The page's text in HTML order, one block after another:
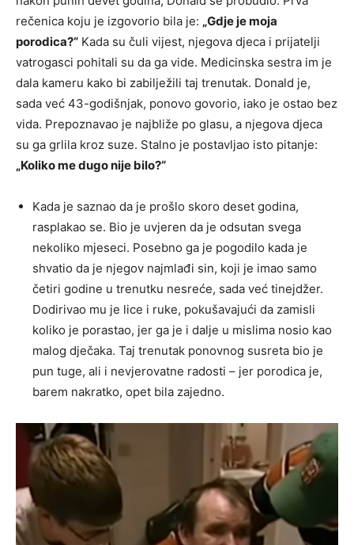
rečenica koju je izgovorio bila je: „Gdje je moja
porodica?“ Kada su čuli vijest, njegova djeca i prijatelji
vatrogasci pohitali su da ga vide. Medicinska sestra im je
dala kameru kako bi zabilježili taj trenutak. Donald je,
sada već 43-godišnjak, ponovo govorio, iako je ostao bez
vida. Prepoznavao je najbliže po glasu, a njegova djeca
su ga grlila kroz suze. Stalno je postavljao isto pitanje:
„Koliko me dugo nije bilo?“
Kada je saznao da je prošlo skoro deset godina,
rasplakao se. Bio je uvjeren da je odsutan svega
nekoliko mjeseci. Posebno ga je pogodilo kada je
shvatio da je njegov najmlađi sin, koji je imao samo
četiri godine u trenutku nesreće, sada već tinejdžer.
Dodirivao mu je lice i ruke, pokušavajući da zamisli
koliko je porastao, jer ga je i dalje u mislima nosio kao
malog dječaka. Taj trenutak ponovnog susreta bio je
pun tuge, ali i nevjerovatne radosti – jer porodica je,
barem nakratko, opet bila zajedno.